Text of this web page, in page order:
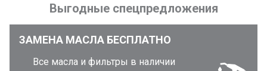
Выгодные спецпредложения
ЗАМЕНА МАСЛА БЕСПЛАТНО
Все масла и фильтры в наличии